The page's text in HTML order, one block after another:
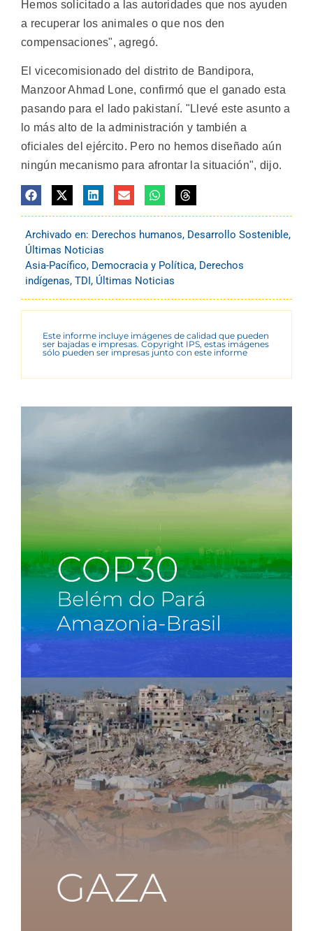
Hemos solicitado a las autoridades que nos ayuden
a recuperar los animales o que nos den
compensaciones", agregó.
El vicecomisionado del distrito de Bandipora,
Manzoor Ahmad Lone, confirmó que el ganado esta
pasando para el lado pakistaní. "Llevé este asunto a
lo más alto de la administración y también a
oficiales del ejército. Pero no hemos diseñado aún
ningún mecanismo para afrontar la situación", dijo.
Archivado en: Derechos humanos, Desarrollo Sostenible,
Últimas Noticias
Asia-Pacífico, Democracia y Política, Derechos
indígenas, TDI, Últimas Noticias
Este informe incluye imágenes de calidad que pueden
ser bajadas e impresas. Copyright IPS, estas imágenes
sólo pueden ser impresas junto con este informe